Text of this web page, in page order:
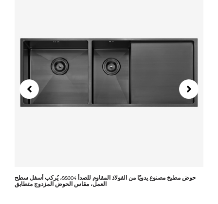
حوض مطبخ مصنوع يدويًا من الفولاذ المقاوم للصدأ SS304، يُركب أسفل سطح
العمل، مقاس الحوض المزدوج متطابق